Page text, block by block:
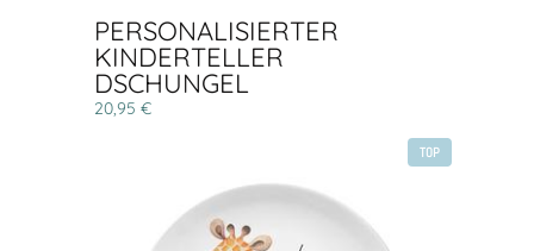
PERSONALISIERTER
KINDERTELLER
DSCHUNGEL
20,95 €
TOP